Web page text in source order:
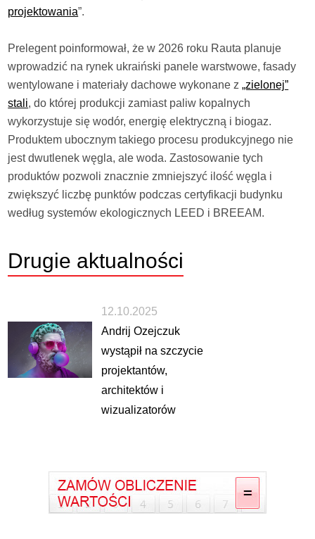
projektowania”.
Prelegent poinformował, że w 2026 roku Rauta planuje
wprowadzić na rynek ukraiński panele warstwowe, fasady
wentylowane i materiały dachowe wykonane z„zielonej”
stali, do której produkcji zamiast paliw kopalnych
wykorzystuje się wodór, energię elektryczną i biogaz.
Produktem ubocznym takiego procesu produkcyjnego nie
jest dwutlenek węgla, ale woda. Zastosowanie tych
produktów pozwoli znacznie zmniejszyć ilość węgla i
zwiększyć liczbę punktów podczas certyfikacji budynku
według systemów ekologicznych LEED i BREEAM.
Drugie aktualności
12.10.2025
Andrij Ozejczuk
wystąpił na szczycie
projektantów,
architektów i
wizualizatorów